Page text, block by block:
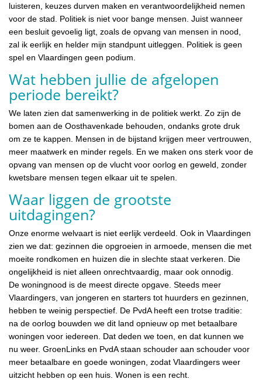
luisteren, keuzes durven maken en verantwoordelijkheid nemen
voor de stad. Politiek is niet voor bange mensen. Juist wanneer
een besluit gevoelig ligt, zoals de opvang van mensen in nood,
zal ik eerlijk en helder mijn standpunt uitleggen. Politiek is geen
spel en Vlaardingen geen podium.
Wat hebben jullie de afgelopen
periode bereikt?
We laten zien dat samenwerking in de politiek werkt. Zo zijn de
bomen aan de Oosthavenkade behouden, ondanks grote druk
om ze te kappen. Mensen in de bijstand krijgen meer vertrouwen,
meer maatwerk en minder regels. En we maken ons sterk voor de
opvang van mensen op de vlucht voor oorlog en geweld, zonder
kwetsbare mensen tegen elkaar uit te spelen.
Waar liggen de grootste
uitdagingen?
Onze enorme welvaart is niet eerlijk verdeeld. Ook in Vlaardingen
zien we dat: gezinnen die opgroeien in armoede, mensen die met
moeite rondkomen en huizen die in slechte staat verkeren. Die
ongelijkheid is niet alleen onrechtvaardig, maar ook onnodig.
De woningnood is de meest directe opgave. Steeds meer
Vlaardingers, van jongeren en starters tot huurders en gezinnen,
hebben te weinig perspectief. De PvdA heeft een trotse traditie:
na de oorlog bouwden we dit land opnieuw op met betaalbare
woningen voor iedereen. Dat deden we toen, en dat kunnen we
nu weer. GroenLinks en PvdA staan schouder aan schouder voor
meer betaalbare en goede woningen, zodat Vlaardingers weer
uitzicht hebben op een huis. Wonen is een recht.